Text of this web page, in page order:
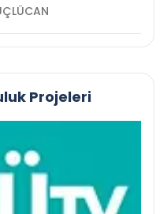
GÜÇLÜCAN
Projeleri